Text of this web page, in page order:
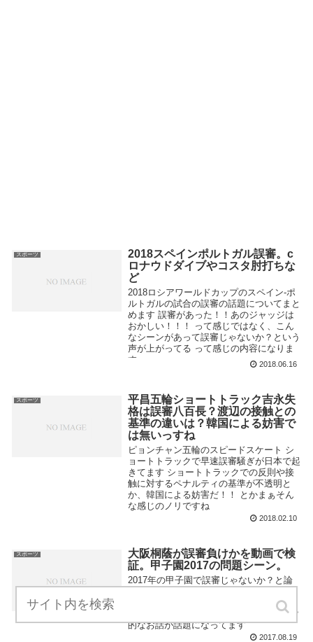
スポーツ
2018スペインポルトガル誤審。c
ロナウドダイブやコスタ肘打ちな
ど
2018ロシアワールドカップのスペイン-ポ
ルトガルの試合の誤審の話題についてまと
めます 誤審があった！！あのジャッジは
おかしい！！！ って感じではなく、こん
なシーンがあって誤審じゃないか？という
声が上がってる って感じの内容になりま
す ...
2018.06.16
スポーツ
平昌五輪ショートトラック吉永失
格は誤審八百長？渡辺の接触との
基準の違いは？韓国による妨害で
は無いっすね
ピョンチャン五輪のスピードスケート シ
ョートトラックで早速誤審騒ぎが日本で起
きてます ショートトラックでの反則や接
触に対するペナルティの基準が不透明と
か、韓国による妨害だ！！ とかまぁそん
な感じのノリですね
2018.02.10
スポーツ
大阪桐蔭が誤審負けかを動画で検
証。甲子園2017の問題シーン。
2017年の甲子園で誤審じゃないか？と論
阪桐蔭が負けた試合です 試合終了になる
アウトの直前のプレイが誤審じゃないか？
的なお話が話題になってます
2017.08.19